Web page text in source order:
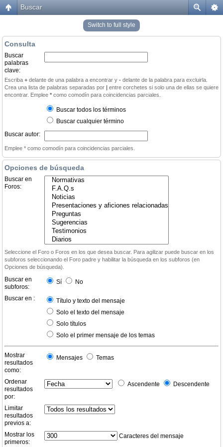
Buscar
Switch to full style
Consulta
Buscar
palabras
clave:
Escriba + delante de una palabra a encontrar y - delante de la palabra para excluirla.
Crea una lista de palabras separadas por | entre corchetes si solo una de ellas se quiere
encontrar. Emplee * como comodín para coincidencias parciales.
Buscar todos los términos
Buscar cualquier término
Buscar autor:
Emplee * como comodín para coincidencias parciales.
Opciones de búsqueda
Buscar en
Foros:
Seleccione el Foro o Foros en los que desea buscar. Para agilizar puede buscar en los
subforos seleccionando el Foro padre y habilitar la búsqueda en los subforos (en
Opciones de búsqueda).
Buscar en
subforos:
Sí No
Buscar en :
Título y texto del mensaje
Solo el texto del mensaje
Solo títulos
Solo el primer mensaje de los temas
Mostrar
resultados
como:
Mensajes Temas
Ordenar
resultados
por:
Ascendente Descendente
Limitar
resultados
previos a:
Mostrar los
primeros:
Caracteres del mensaje